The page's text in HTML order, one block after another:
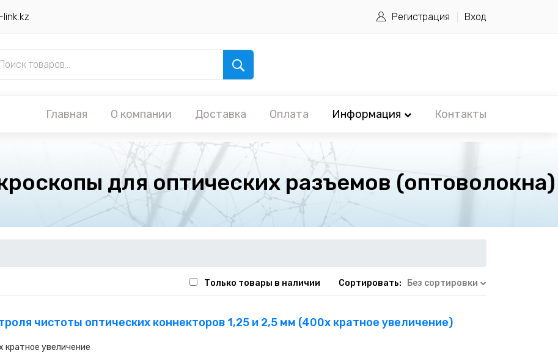
link.kz Регистрация Вход
Главная О компании Доставка Оплата Информация Контакты
для оптических разъемов (оптоволокна)
Сортировать: Без сортировки
Только товары в наличии
чистоты оптических коннекторов 1,25 и 2,5 мм (400х кратное увеличение)
кратное увеличение